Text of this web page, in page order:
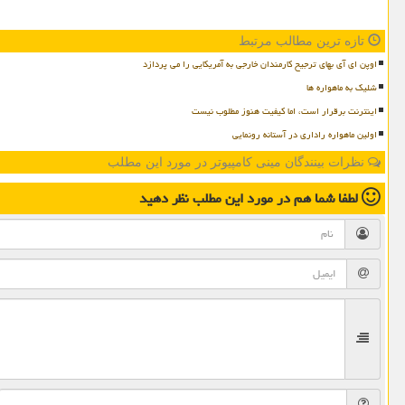
تازه ترین مطالب مرتبط
اوپن ای آی بهای ترجیح کارمندان خارجی به آمریکایی را می پردازد
شلیک به ماهواره ها
اینترنت برقرار است، اما کیفیت هنوز مطلوب نیست
اولین ماهواره راداری در آستانه رونمایی
نظرات بینندگان مینی کامپیوتر در مورد این مطلب
لطفا شما همدر مورد این مطلبنظر دهید